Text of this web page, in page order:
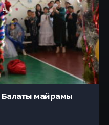
5
Балаты майрамы